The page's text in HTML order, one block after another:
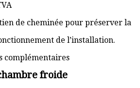
de cheminée pour préserver la
de l’installation.
complémentaires
froide